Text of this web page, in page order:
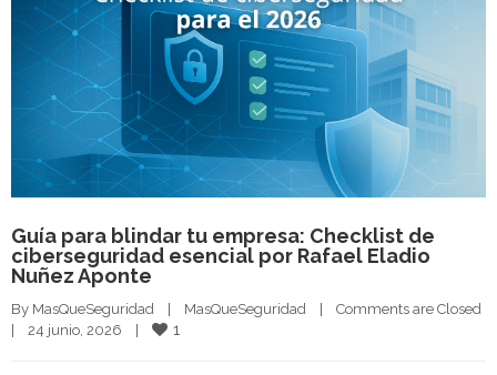
Guía para blindar tu empresa: Checklist de
ciberseguridad esencial por Rafael Eladio
Nuñez Aponte
By MasQueSeguridad | MasQueSeguridad |
Comments are Closed
|
24 junio, 2026 | 1